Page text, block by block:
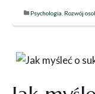
Psychologia Rozwój